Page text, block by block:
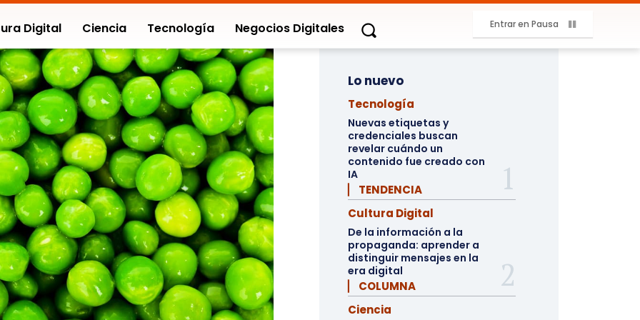
Digital Ciencia Tecnología Negocios Digitales Entrar en Pausa
Lo nuevo
Tecnología
Nuevas etiquetas y
credenciales buscan
revelar cuándo un
contenido fue creado con
IA
▏ TENDENCIA
Cultura Digital
De la información a la
propaganda: aprender a
distinguir mensajes en la
era digital
▏ COLUMNA
Ciencia